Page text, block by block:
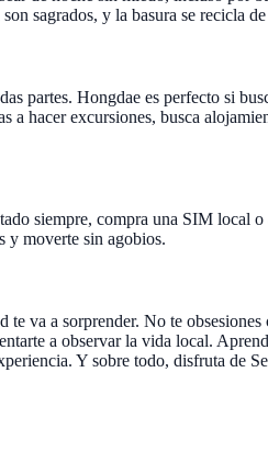
sagrados, y la basura se recicla
partes. Hongdae es perfecto si
hacer excursiones, busca
siempre, compra una SIM local
y moverte sin agobios.
va a sorprender. No te
a observar la vida local.
Y sobre todo, disfruta de